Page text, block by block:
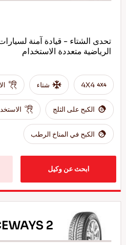
تحدى الشتاء - قيادة آمنة
الرياضية متعددة الاستخدام
4X4 شتاء
الكبح على الثلج
الكبح في المناخ الرطب
ابحث عن وكيل
2